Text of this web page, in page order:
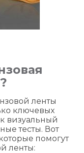
ленты
ключевых
визуальный
тесты. Вот
помогут
ленты: